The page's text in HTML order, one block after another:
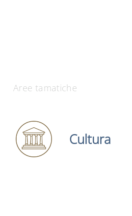
Aree tamatiche
Cultura